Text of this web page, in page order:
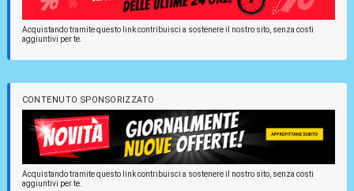
Acquistando tramite questo link contribuisci a sostenere il nostro sito, senza costi
aggiuntivi per te.
CONTENUTO SPONSORIZZATO
Acquistando tramite questo link contribuisci a sostenere il nostro sito, senza costi
aggiuntivi per te.